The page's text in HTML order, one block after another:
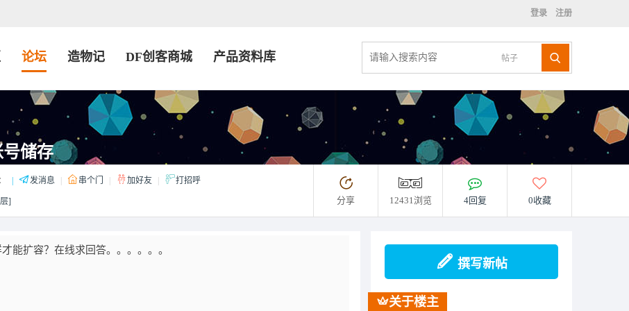
登录 注册
帖子
论坛 造物记 DF创客商城 产品资料库
储存
发消息 串个门 加好友 打招呼
] 分享 12431浏览 4回复 0收藏
能扩容？在线求回答。。。。。。
撰写新帖
关于楼主